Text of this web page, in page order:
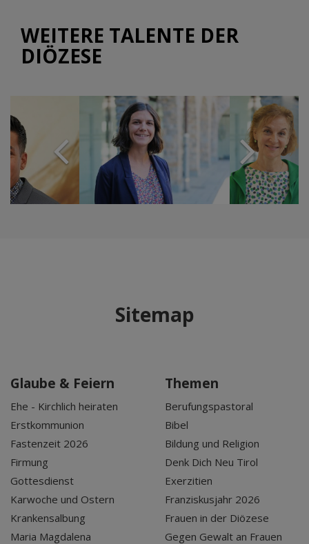
WEITERE TALENTE DER
DIÖZESE
Sitemap
Glaube & Feiern
Ehe - Kirchlich heiraten
Erstkommunion
Fastenzeit 2026
Firmung
Gottesdienst
Karwoche und Ostern
Krankensalbung
Maria Magdalena
Themen
Berufungspastoral
Bibel
Bildung und Religion
Denk Dich Neu Tirol
Exerzitien
Franziskusjahr 2026
Frauen in der Diözese
Gegen Gewalt an Frauen